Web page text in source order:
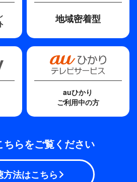
地域密着型
auひかり
ご利用中の方
ちらをご覧ください
方法はこちら